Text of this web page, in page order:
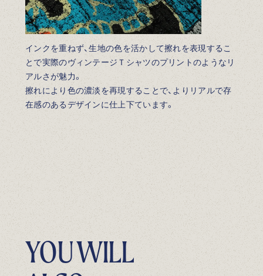
インクを重ねず、生地の色を活かして擦れを表現するこ
とで実際のヴィンテージＴシャツのプリントのようなリ
アルさが魅力。
擦れにより色の濃淡を再現することで、よりリアルで存
在感のあるデザインに仕上下ています。
YOU WILL